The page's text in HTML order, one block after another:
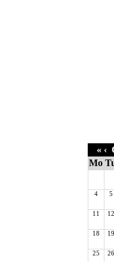
« ‹
Mo
4 5
11 12
18 19
25 26